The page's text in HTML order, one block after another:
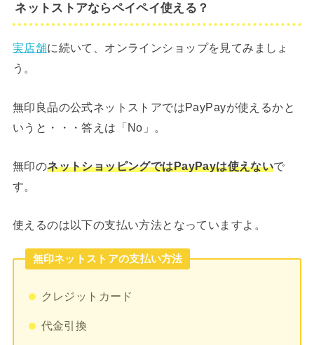
ネットストアならペイペイ使える？
実店舗に続いて、オンラインショップを見てみましょ
う。
無印良品の公式ネットストアではPayPayが使えるかと
いうと・・・答えは「No」。
無印のネットショッピングではPayPayは使えないで
す。
使えるのは以下の支払い方法となっていますよ。
無印ネットストアの支払い方法
クレジットカード
代金引換